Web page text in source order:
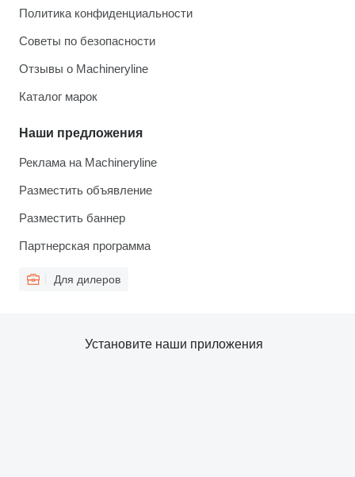
Политика конфиденциальности
Советы по безопасности
Отзывы о Machineryline
Каталог марок
Наши предложения
Реклама на Machineryline
Разместить объявление
Разместить баннер
Партнерская программа
Для дилеров
Установите наши приложения